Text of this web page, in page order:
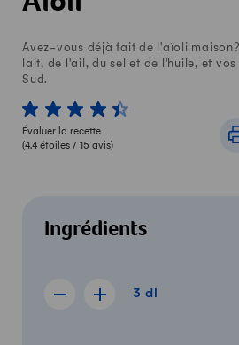
Avez-vous déjà fait de l'aïoli
lait, de l'ail, du sel et de l'huile, et
Sud.
1 von 5 étoiles
2 von 5 étoiles
3 von 5 étoiles
4 von 5 étoiles
5 von 5 étoiles
Évaluer la recette
(4.4 étoiles / 15 avis)
Ingrédients
Afficher la recette de 2 dl
Afficher la recette de
3 dl